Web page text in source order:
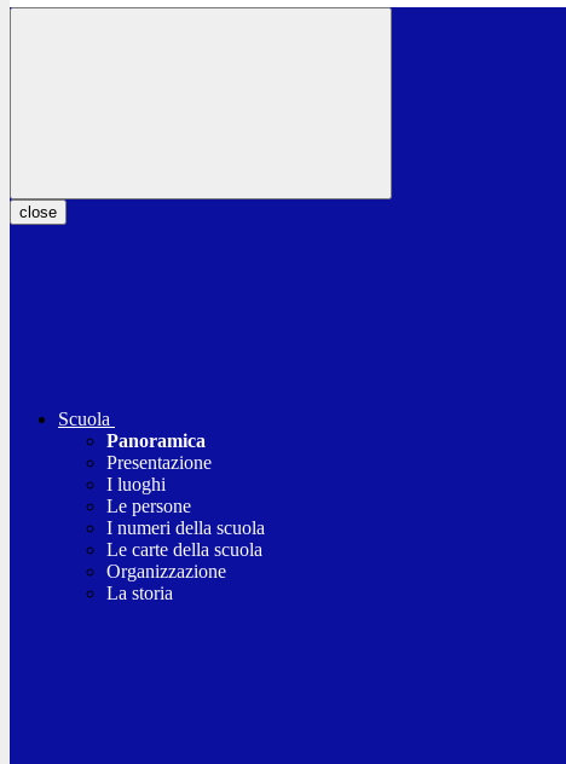
close
Scuola
Panoramica
Presentazione
I luoghi
Le persone
I numeri della scuola
Le carte della scuola
Organizzazione
La storia